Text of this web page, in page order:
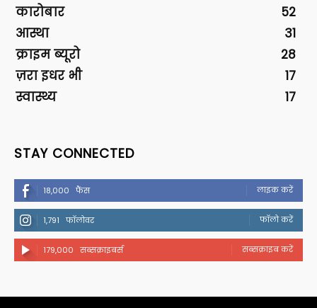
कारोबार
52
आस्था
31
क्राइम ब्यूरो
28
ज़रा इधर भी
17
स्वास्थ्य
17
STAY CONNECTED
18,000 फैंस लाइक करें
1,791 फॉलोवर फॉलो करें
179,000 सब्सक्राइबर्स सब्सक्राइब करें